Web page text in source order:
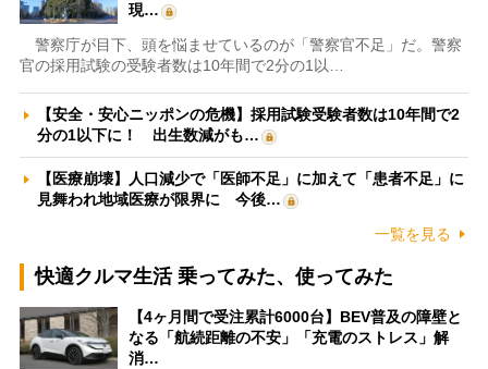
現…
警察庁が目下、頭を悩ませているのが「警察官不足」だ。警察
官の採用試験の受験者数は10年間で2分の1以…
【安全・安心ニッポンの危機】採用試験受験者数は10年間で2
分の1以下に！ 出生数減がも…
【医療崩壊】人口減少で「医師不足」に加えて「患者不足」に
見舞われ地域医療が限界に 今後…
一覧を見る
快適クルマ生活 乗ってみた、使ってみた
【4ヶ月間で受注累計6000台】BEV普及の障壁と
なる「航続距離の不安」「充電のストレス」解
消…